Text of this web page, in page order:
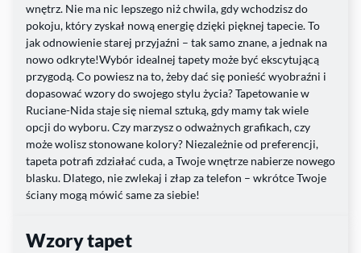
wnętrz. Nie ma nic lepszego niż chwila, gdy wchodzisz do
pokoju, który zyskał nową energię dzięki pięknej tapecie. To
jak odnowienie starej przyjaźni – tak samo znane, a jednak na
nowo odkryte!Wybór idealnej tapety może być ekscytującą
przygodą. Co powiesz na to, żeby dać się ponieść wyobraźni i
dopasować wzory do swojego stylu życia? Tapetowanie w
Ruciane-Nida staje się niemal sztuką, gdy mamy tak wiele
opcji do wyboru. Czy marzysz o odważnych grafikach, czy
może wolisz stonowane kolory? Niezależnie od preferencji,
tapeta potrafi zdziałać cuda, a Twoje wnętrze nabierze nowego
blasku. Dlatego, nie zwlekaj i złap za telefon – wkrótce Twoje
ściany mogą mówić same za siebie!
Wzory tapet